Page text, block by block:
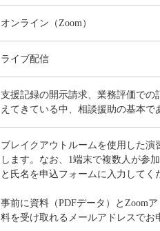
オンライン（Zoom）
ライブ配信
支援記録の開示請求、業務評価で
えてきている中、相談援助の基本で
ブレイクアウトルームを使用した
します。なお、1端末で複数人が参
と氏名を申込フォームに入力してく
事前に資料（PDFデータ）とZoom
料を受け取れるメールアドレスでお